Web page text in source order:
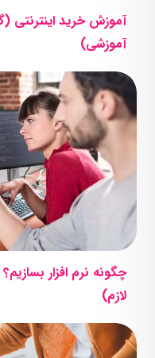
آموزش خرید اینترنتی
آموزشی)
چگونه نرم افزار
لازم)